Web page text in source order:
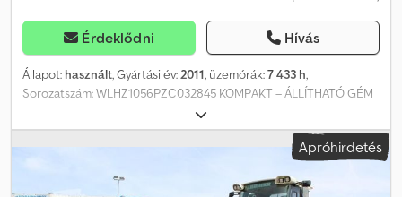
Érdeklődni Hívás
Állapot: használt, Gyártási év:2011, üzemórák:7 433 h,
Sorozatszám: WLHZ1056PZC032845 KOMPAKT – ÁLLÍTHATÓ GÉM
Üzemi tömeg: 29 000 kg Codpfx Ajyl D Ihek Esrf Gyártási év: 2011 –
Üzemóra: 7 433 h Klímaberendezés Hátsó terület-figyelés
kamerával Felső védőrács----Lánctalp – 600 mm széles Gép
gyorscsatlakozó-adapterhez / billenőkanálhoz / markolóhoz /
Apróhirdetés